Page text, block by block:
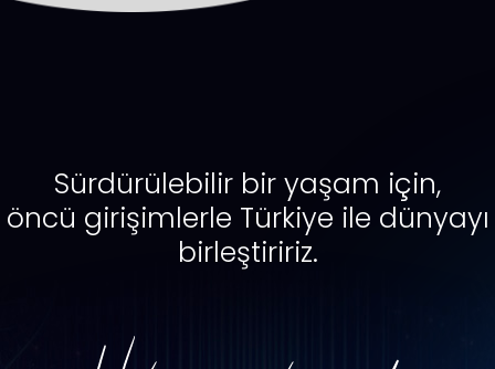
Sürdürülebilir bir yaşam için,
öncü girişimlerle Türkiye ile dünyayı
birleştiririz.